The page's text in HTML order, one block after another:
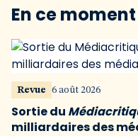
En ce moment
Revue 6 août 2026
Sortie du
milliardaires des